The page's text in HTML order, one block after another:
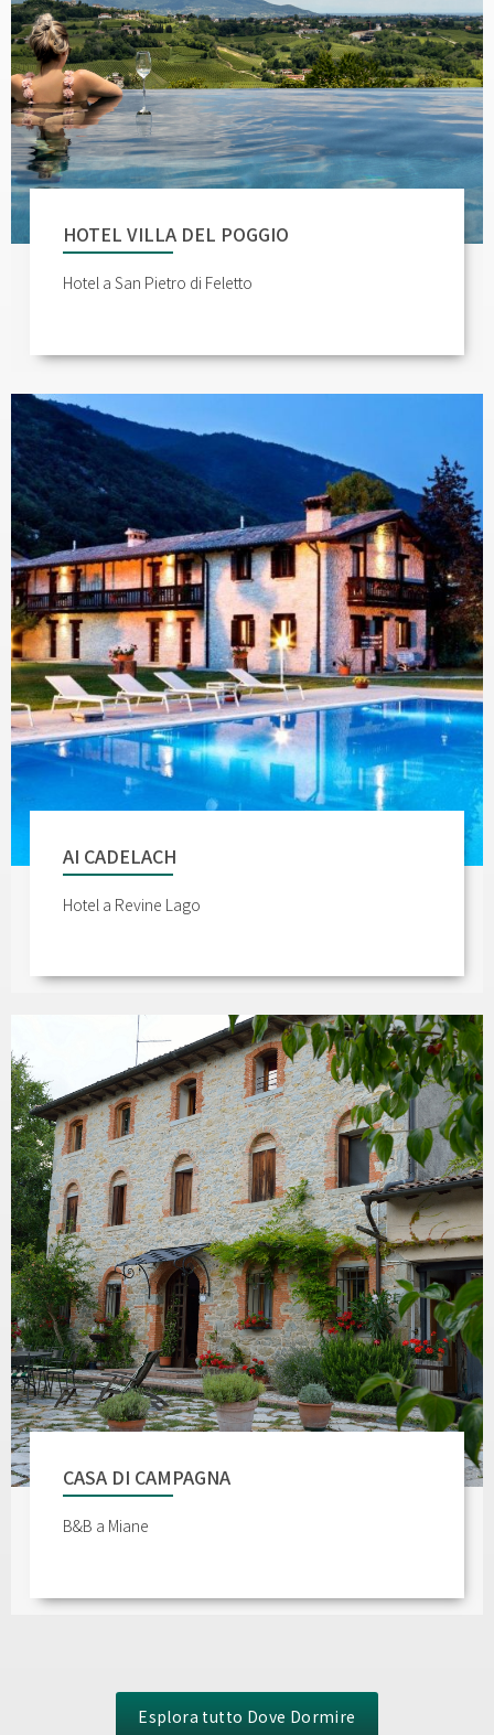
HOTEL VILLA DEL POGGIO
Hotel a San Pietro di Feletto
AI CADELACH
Hotel a Revine Lago
CASA DI CAMPAGNA
B&B a Miane
Esplora tutto Dove Dormire